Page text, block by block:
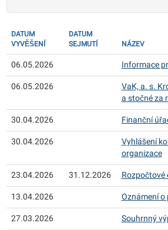
DATUM
VYVĚŠENÍ
DATUM
SEJMUTÍ
NÁZEV
06.05.2026 Informace
06.05.2026
VaK, a. s.
a stočné za
30.04.2026 Finanční
30.04.2026
Vyhlášení
organizace
23.04.2026 31.12.2026 Rozpočtové
13.04.2026 Oznámení
27.03.2026 Souhrnný